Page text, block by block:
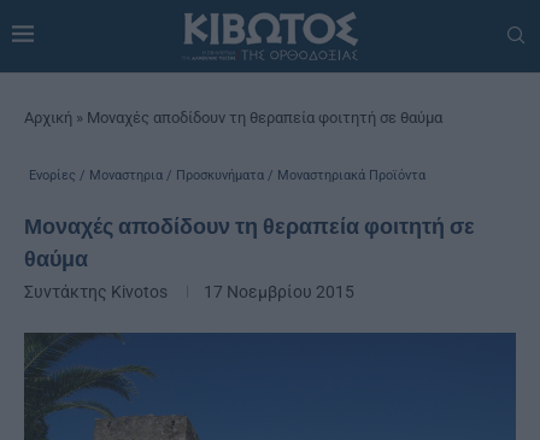
Αρχική » Μοναχές αποδίδουν τη θεραπεία φοιτητή σε θαύμα
Ενορίες / Μοναστηρια / Προσκυνήματα / Μοναστηριακά Προϊόντα
Μοναχές αποδίδουν τη θεραπεία φοιτητή σε
θαύμα
Συντάκτης Kivotos 17 Νοεμβρίου 2015